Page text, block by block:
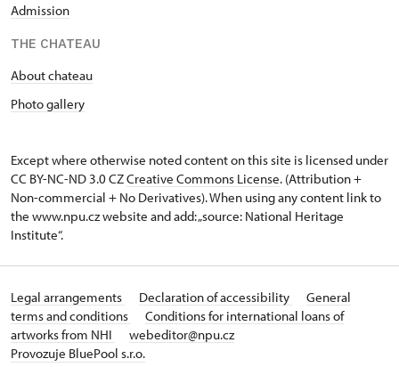
Admission
THE CHATEAU
About chateau
Photo gallery
Except where otherwise noted content on this site is licensed under
CC BY-NC-ND 3.0 CZCreative Commons License. (Attribution +
Non-commercial + No Derivatives). When using any content link to
the www.npu.cz website and add: „source: National Heritage
Institute“.
Legal arrangements Declaration of accessibility
General
terms and conditions
Conditions for international loans of
artworks from NHI
webeditor@npu.cz
Provozuje BluePool s.r.o.